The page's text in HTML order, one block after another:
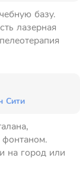
базу.
лазерная
Сити
на город или